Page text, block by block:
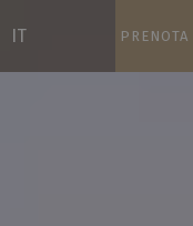
PRENOTA
IT